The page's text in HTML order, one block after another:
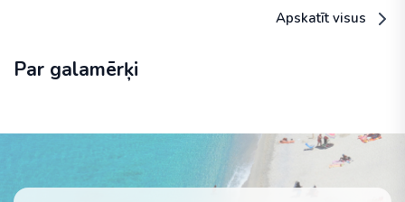
Apskatīt visus
Par galamērķi